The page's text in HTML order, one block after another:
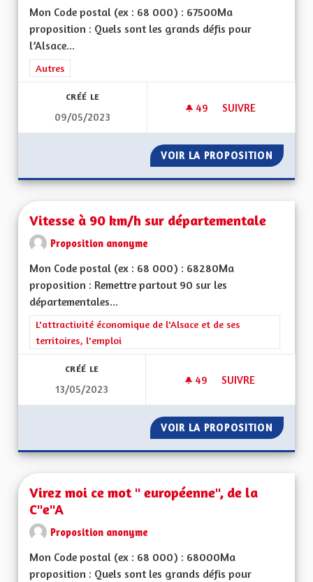
Mon Code postal (ex : 68 000) : 67500Ma
proposition : Quels sont les grands défis pour
l’Alsace...
Filtrer les résultats de la catégorie : Autres
Autres
CRÉÉ LE
09/05/2023
49 49 ABONNÉS
SUIVRE
VOIR LA PROPOSITION VOIR
Vitesse à 90 km/h sur départementale
Proposition anonyme
Mon Code postal (ex : 68 000) : 68280Ma
proposition : Remettre partout 90 sur les
départementales...
Filtrer les résultats de la catégorie : L'attractivité
L'attractivité économique de l'Alsace et de ses
territoires, l'emploi
CRÉÉ LE
13/05/2023
49 49 ABONNÉS
SUIVRE
VOIR LA PROPOSITION
Virez moi ce mot " européenne", de la
C"e"A
Proposition anonyme
Mon Code postal (ex : 68 000) : 68000Ma
proposition : Quels sont les grands défis pour